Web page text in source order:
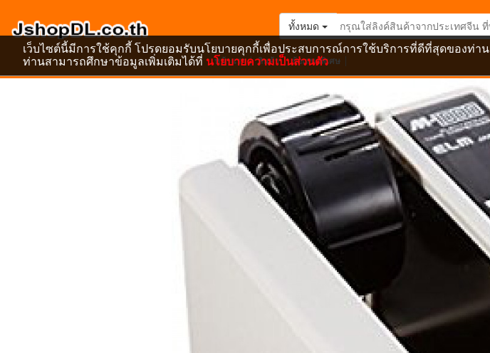
ทั้งหมด
หน้าแรก สินค้า ข้อเสนอพิเศษ
เว็บไซต์นี้มีการใช้คุกกี้ โปรดยอมรับนโยบายคุกกี้เพื่อประสบการณ์การใช้บริการที่ดีที่สุดของท่าน
ท่านสามารถศึกษาข้อมูลเพิ่มเติมได้ที่ นโยบายความเป็นส่วนตัว